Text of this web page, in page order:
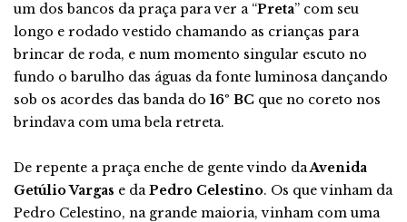
um dos bancos da praça para ver a “Preta” com seu
longo e rodado vestido chamando as crianças para
brincar de roda, e num momento singular escuto no
fundo o barulho das águas da fonte luminosa dançando
sob os acordes das banda do 16º BC que no coreto nos
brindava com uma bela retreta.
De repente a praça enche de gente vindo daAvenida
Getúlio Vargas e daPedro Celestino. Os que vinham da
Pedro Celestino, na grande maioria, vinham com uma